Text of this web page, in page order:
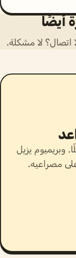
أيضًا
اتصال؟ لا مشكلة.
وبريميوم يزيل
مصراعيه.